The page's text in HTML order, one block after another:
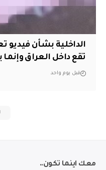
الداخلية بشأن فيديو
تقع داخل العراق وإنما
قبل يوم واحد
معك اينما تكون..